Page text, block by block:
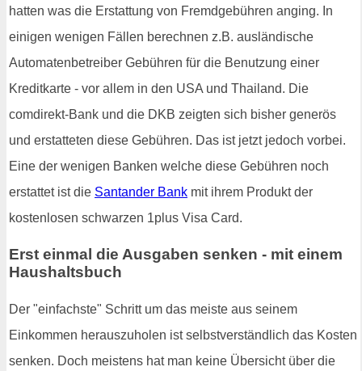
hatten was die Erstattung von Fremdgebühren anging. In
einigen wenigen Fällen berechnen z.B. ausländische
Automatenbetreiber Gebühren für die Benutzung einer
Kreditkarte - vor allem in den USA und Thailand. Die
comdirekt-Bank und die DKB zeigten sich bisher generös
und erstatteten diese Gebühren. Das ist jetzt jedoch vorbei.
Eine der wenigen Banken welche diese Gebühren noch
erstattet ist die Santander Bank mit ihrem Produkt der
kostenlosen schwarzen 1plus Visa Card.
Erst einmal die Ausgaben senken - mit einem
Haushaltsbuch
Der "einfachste" Schritt um das meiste aus seinem
Einkommen herauszuholen ist selbstverständlich das Kosten
senken. Doch meistens hat man keine Übersicht über die